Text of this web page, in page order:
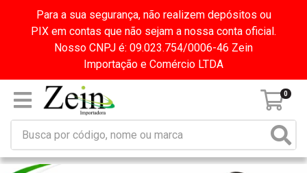
Para a sua segurança, não realizem depósitos ou
PIX em contas que não sejam a nossa conta oficial.
Nosso CNPJ é: 09.023.754/0006-46 Zein
Importação e Comércio LTDA
0